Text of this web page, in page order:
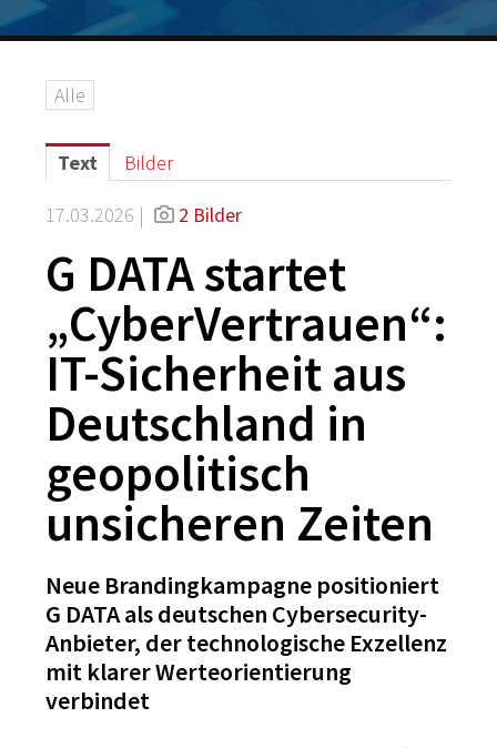
Logos
IT-Security
G DATA Campus
Kontakt
Alle
Text Bilder
17.03.2026 | 2 Bilder
G DATA startet
„CyberVertrauen“:
IT-Sicherheit aus
Deutschland in
geopolitisch
unsicheren Zeiten
Neue Brandingkampagne positioniert
G DATA als deutschen Cybersecurity-
Anbieter, der technologische Exzellenz
mit klarer Werteorientierung
verbindet